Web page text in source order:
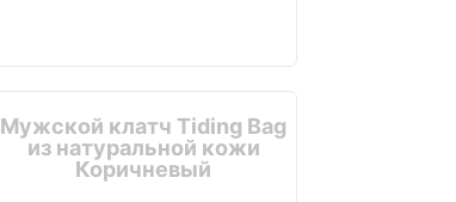
Мужской клатч Tiding Bag
из натуральной кожи
Коричневый